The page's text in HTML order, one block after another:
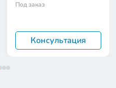
Под заказ
Консультация